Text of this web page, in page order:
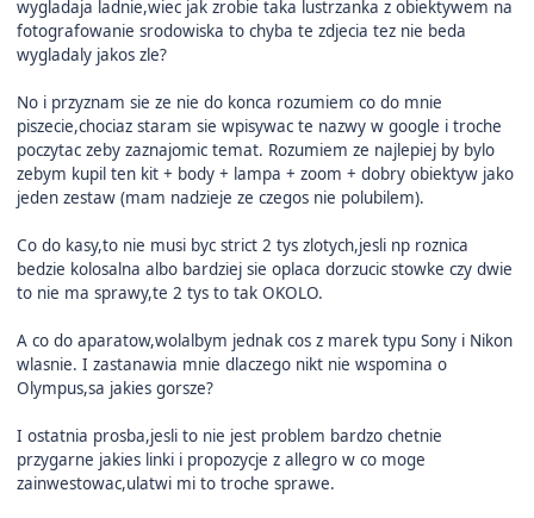
wygladaja ladnie,wiec jak zrobie taka lustrzanka z obiektywem na
fotografowanie srodowiska to chyba te zdjecia tez nie beda
wygladaly jakos zle?
No i przyznam sie ze nie do konca rozumiem co do mnie
piszecie,chociaz staram sie wpisywac te nazwy w google i troche
poczytac zeby zaznajomic temat. Rozumiem ze najlepiej by bylo
zebym kupil ten kit + body + lampa + zoom + dobry obiektyw jako
jeden zestaw (mam nadzieje ze czegos nie polubilem).
Co do kasy,to nie musi byc strict 2 tys zlotych,jesli np roznica
bedzie kolosalna albo bardziej sie oplaca dorzucic stowke czy dwie
to nie ma sprawy,te 2 tys to tak OKOLO.
A co do aparatow,wolalbym jednak cos z marek typu Sony i Nikon
wlasnie. I zastanawia mnie dlaczego nikt nie wspomina o
Olympus,sa jakies gorsze?
I ostatnia prosba,jesli to nie jest problem bardzo chetnie
przygarne jakies linki i propozycje z allegro w co moge
zainwestowac,ulatwi mi to troche sprawe.